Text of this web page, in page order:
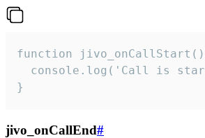
function
console.log('Call is
}
jivo_onCallEnd#